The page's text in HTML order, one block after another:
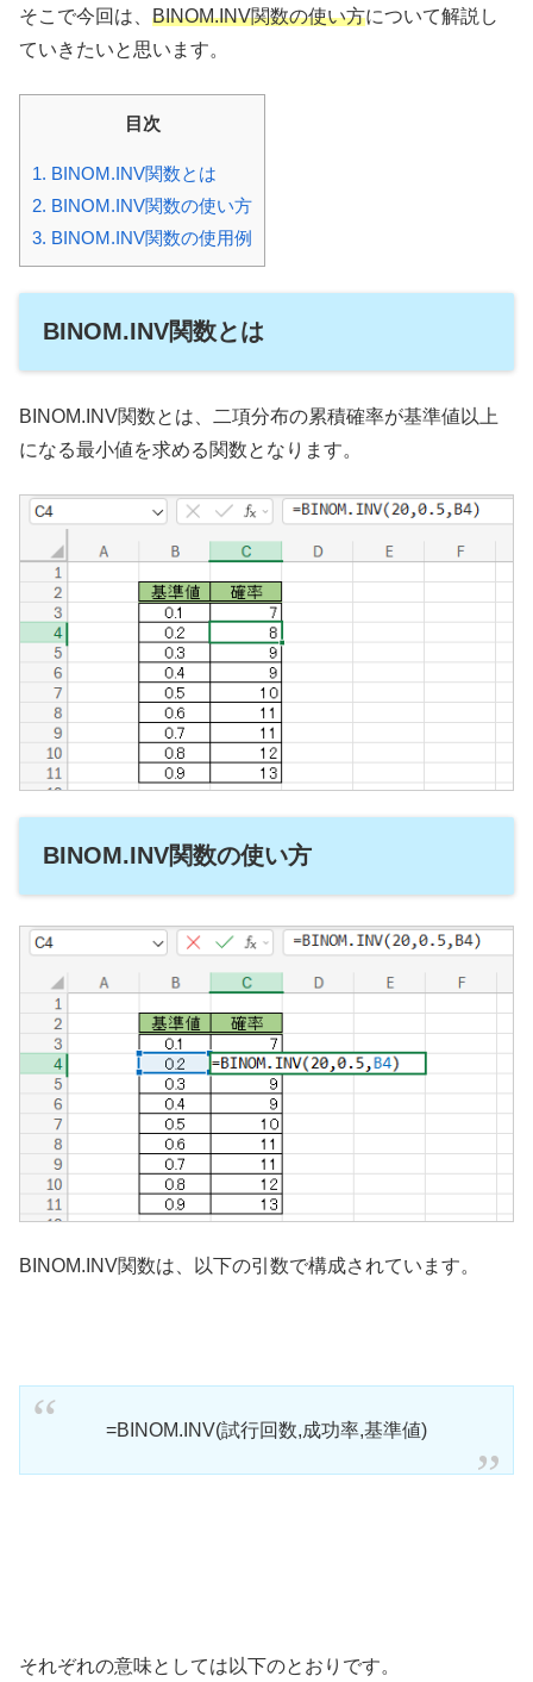
そこで今回は、 BINOM.INV関数の使い方について解説し
ていきたいと思います。
目次
1. BINOM.INV関数とは
2. BINOM.INV関数の使い方
3. BINOM.INV関数の使用例
BINOM.INV関数とは
BINOM.INV関数とは、二項分布の累積確率が基準値以上
になる最小値を求める関数となります。
BINOM.INV関数の使い方
BINOM.INV関数は、以下の引数で構成されています。
=BINOM.INV(試行回数,成功率,基準値)
それぞれの意味としては以下のとおりです。